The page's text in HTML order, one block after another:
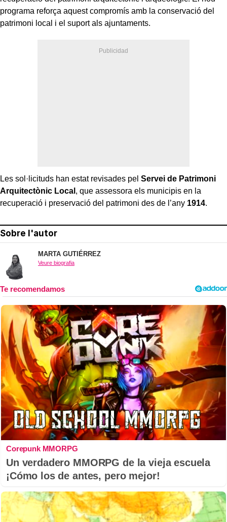
programa reforça aquest compromís amb la conservació del
patrimoni local i el suport als ajuntaments.
Les sol·licituds han estat revisades pel Servei de Patrimoni
Arquitectònic Local , que assessora els municipis en la
recuperació i preservació del patrimoni des de l’any 1914.
Sobre l'autor
MARTA GUTIÉRREZ
Veure biografia
Corepunk MMORPG
Un verdadero MMORPG de la vieja escuela
¡Cómo los de antes, pero mejor!